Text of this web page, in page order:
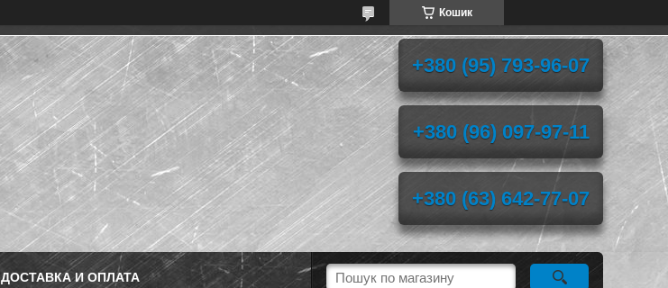
Кошик
+380 (95) 793-96-07
+380 (96) 097-97-11
+380 (63) 642-77-07
ДОСТАВКА И ОПЛАТА